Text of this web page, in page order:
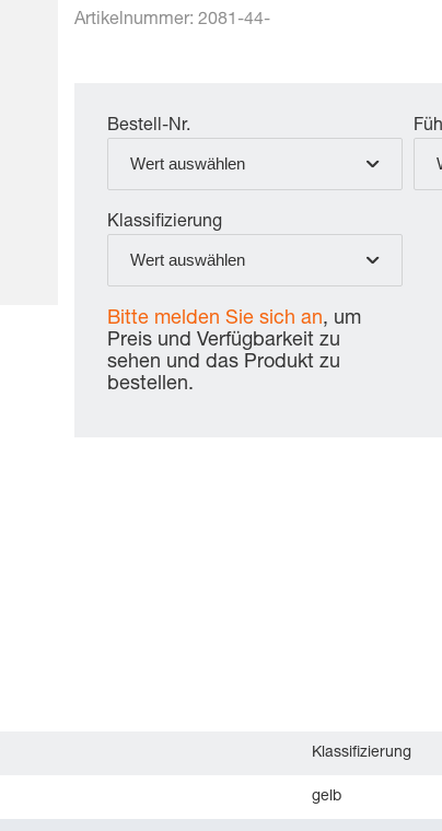
Artikelnummer:2081-44-
Bestell-Nr.
Wert auswählen
Klassifizierung
Wert auswählen
Bitte melden Sie sich an, um
Preis und Verfügbarkeit zu
sehen und das Produkt zu
bestellen.
Klassifizierung
gelb